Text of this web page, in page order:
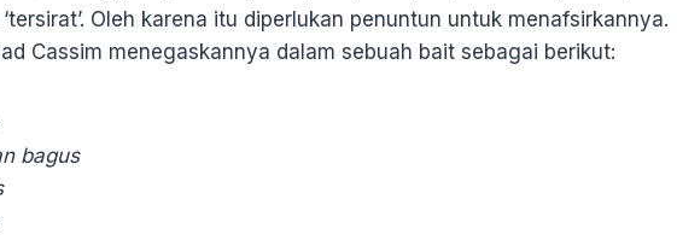
Oleh karena itu diperlukan penuntun untuk menafsirkannya.
Cassim menegaskannya dalam sebuah bait sebagai berikut:
bagus